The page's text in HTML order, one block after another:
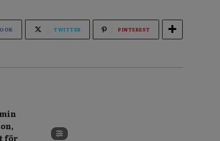
TWITTER PINTEREST
för